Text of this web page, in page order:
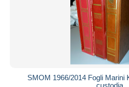
SMOM 1966/2014 Fogli Marini
custodia